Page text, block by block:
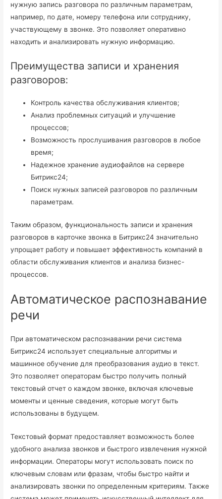
нужную запись разговора по различным параметрам,
например, по дате, номеру телефона или сотруднику,
участвующему в звонке. Это позволяет оперативно
находить и анализировать нужную информацию.
Преимущества записи и хранения
разговоров:
Контроль качества обслуживания клиентов;
Анализ проблемных ситуаций и улучшение
процессов;
Возможность прослушивания разговоров в любое
время;
Надежное хранение аудиофайлов на сервере
Битрикс24;
Поиск нужных записей разговоров по различным
параметрам.
Таким образом, функциональность записи и хранения
разговоров в карточке звонка в Битрикс24 значительно
упрощает работу и повышает эффективность компаний в
области обслуживания клиентов и анализа бизнес-
процессов.
Автоматическое распознавание
речи
При автоматическом распознавании речи система
Битрикс24 использует специальные алгоритмы и
машинное обучение для преобразования аудио в текст.
Это позволяет операторам быстро получить полный
текстовый отчет о каждом звонке, включая ключевые
моменты и ценные сведения, которые могут быть
использованы в будущем.
Текстовый формат предоставляет возможность более
удобного анализа звонков и быстрого извлечения нужной
информации. Операторы могут использовать поиск по
ключевым словам или фразам, чтобы быстро найти и
анализировать звонки по определенным критериям. Также